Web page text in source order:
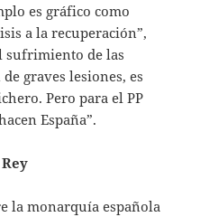
es gráfico como
a la recuperación”,
sufrimiento de las
graves lesiones, es
Pero para el PP
España”.
la monarquía española